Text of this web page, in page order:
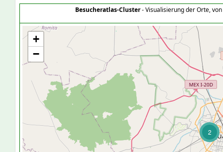
Besucheratlas-Cluster- Visualisierung der Orte,
2
+
−